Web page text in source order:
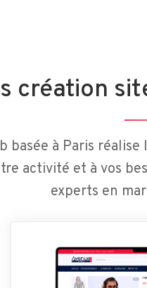
création
basée à Paris
activité et à vos
experts en